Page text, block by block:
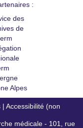
:
des
de
Alpes
| Accessibilité (non
médicale - 101, rue